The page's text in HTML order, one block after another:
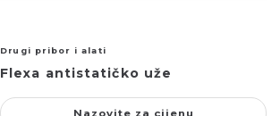
Drugi pribor i alati
Flexa antistatičko uže
Nazovite za cijenu